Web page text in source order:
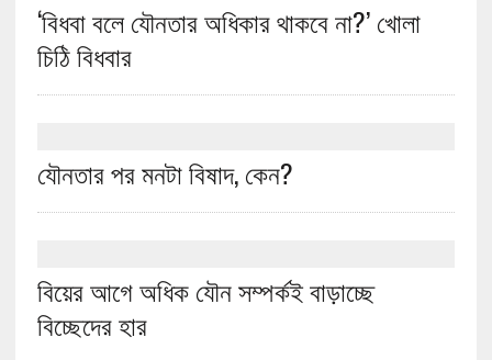
‘বিধবা বলে যৌনতার অধিকার থাকবে না?’ খোলা
চিঠি বিধবার
যৌনতার পর মনটা বিষাদ, কেন?
বিয়ের আগে অধিক যৌন সম্পর্কই বাড়াচ্ছে
বিচ্ছেদের হার